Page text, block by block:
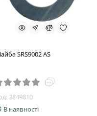
SRS9002 AS
3849810
В наявності